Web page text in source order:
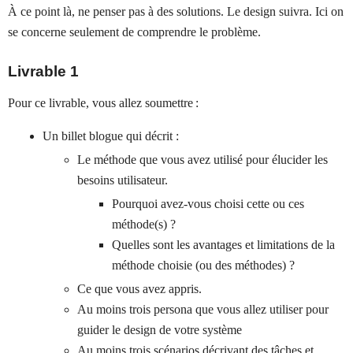
À ce point là, ne penser pas à des solutions. Le design suivra. Ici on
se concerne seulement de comprendre le problème.
Livrable 1
Pour ce livrable, vous allez soumettre :
Un billet blogue qui décrit :
Le méthode que vous avez utilisé pour élucider les
besoins utilisateur.
Pourquoi avez-vous choisi cette ou ces
méthode(s) ?
Quelles sont les avantages et limitations de la
méthode choisie (ou des méthodes) ?
Ce que vous avez appris.
Au moins trois persona que vous allez utiliser pour
guider le design de votre système
Au moins trois scénarios décrivant des tâches et